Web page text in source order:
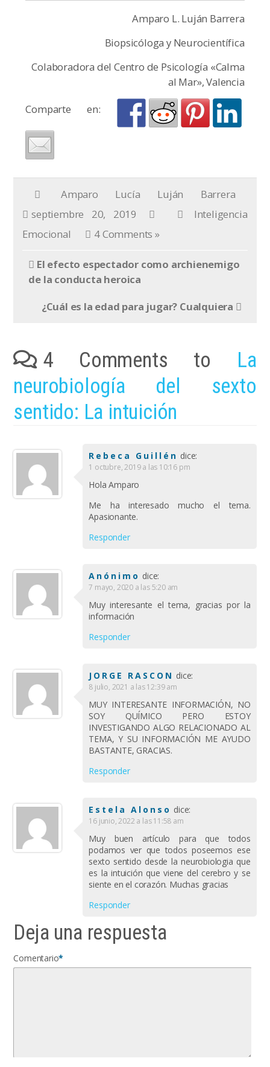
Amparo L. Luján Barrera
Biopsicóloga y Neurocientífica
Colaboradora del Centro de Psicología «Calma
al Mar», Valencia
Comparte en:
Amparo Lucía Luján Barrera
septiembre 20, 2019
Inteligencia
Emocional
4 Comments »
El efecto espectador como archienemigo
de la conducta heroica
¿Cuál es la edad para jugar? Cualquiera
4 Comments to La
neurobiología del sexto
sentido: La intuición
Rebeca Guillén dice:
1 octubre, 2019 a las 10:16 pm
Hola Amparo
Me ha interesado mucho el tema.
Apasionante.
Responder
Anónimo dice:
7 mayo, 2020 a las 5:20 am
Muy interesante el tema, gracias por la
información
Responder
JORGE RASCON dice:
8 julio, 2021 a las 12:39 am
MUY INTERESANTE INFORMACIÓN, NO
SOY QUÍMICO PERO ESTOY
INVESTIGANDO ALGO RELACIONADO AL
TEMA, Y SU INFORMACIÓN ME AYUDO
BASTANTE, GRACIAS.
Responder
Estela Alonso dice:
16 junio, 2022 a las 11:58 am
Muy buen artículo para que todos
podamos ver que todos poseemos ese
sexto sentido desde la neurobiologia que
es la intuición que viene del cerebro y se
siente en el corazón. Muchas gracias
Responder
Deja una respuesta
Comentario*